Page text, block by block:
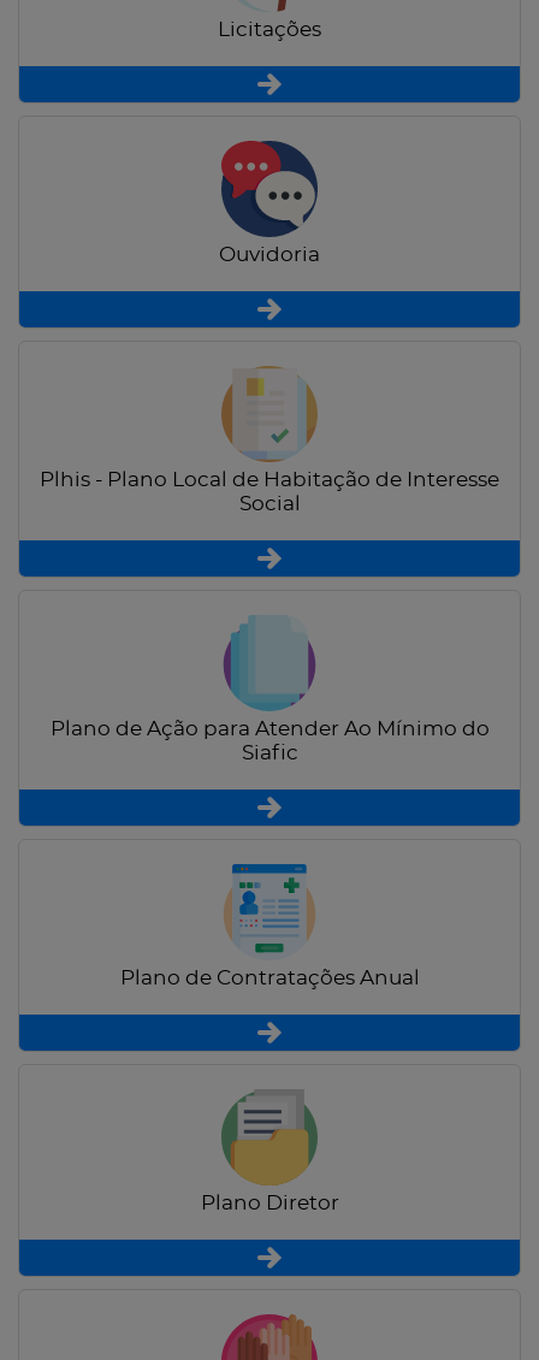
Licitações
Ouvidoria
Plhis - Plano Local de Habitação de Interesse
Social
Plano de Ação para Atender Ao Mínimo do
Siafic
Plano de Contratações Anual
Plano Diretor